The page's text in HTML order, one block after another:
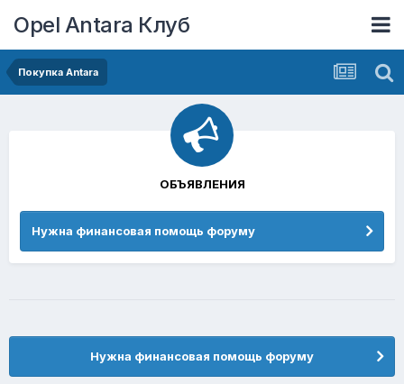
Opel Antara Клуб
Покупка Antara
Нужна финансовая помощь форуму
ОБЪЯВЛЕНИЯ
Нужна финансовая помощь форуму